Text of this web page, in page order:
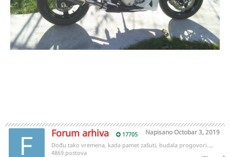
Forum arhiva 17705 NapisanoOctobar 3, 2019
Dođu tako vremena, kada pamet zašuti, budala progovori...,
4869 postova